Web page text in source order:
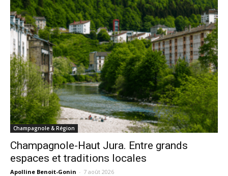
Champagnole & Région
Champagnole-Haut Jura. Entre grands
espaces et traditions locales
Apolline Benoit-Gonin - 7 août 2026